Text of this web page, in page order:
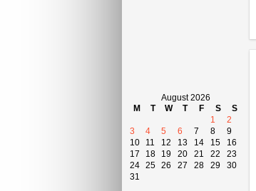
August 2026
M
T W T F S
S
1
2
3
4 5 6 7 8
9
10
11 12 13 14 15
16
17
18 19 20 21 22
23
24 25 26 27 28 29
30
31